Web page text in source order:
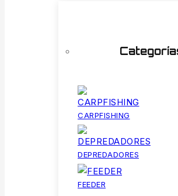
CARPFISHING
DEPREDADORES
FEEDER